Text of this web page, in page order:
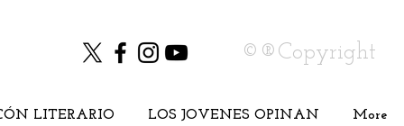
©®Copyright
LITERARIO LOS JOVENES OPINAN More